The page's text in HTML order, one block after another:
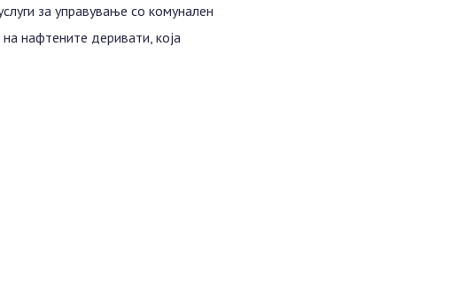
за управување со комунален
нафтените деривати, која